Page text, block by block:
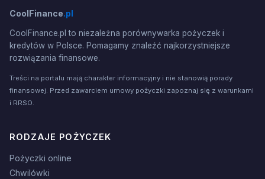
CoolFinance.pl
CoolFinance.pl to niezależna porównywarka pożyczek i
kredytów w Polsce. Pomagamy znaleźć najkorzystniejsze
rozwiązania finansowe.
Treści na portalu mają charakter informacyjny i nie stanowią porady
finansowej. Przed zawarciem umowy pożyczki zapoznaj się z warunkami
i RRSO.
RODZAJE POŻYCZEK
Pożyczki online
Chwilówki